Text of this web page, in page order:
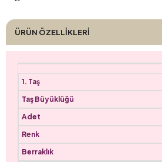
ÜRÜN ÖZELLIKLERI